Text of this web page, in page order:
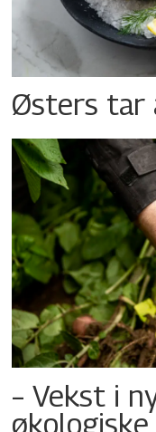
Østers tar
– Vekst i
økologiske